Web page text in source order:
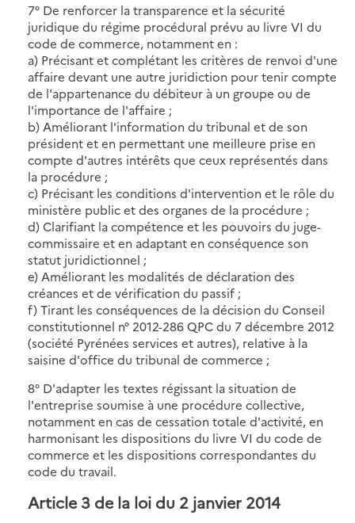
7° De renforcer la transparence et la sécurité
juridique du régime procédural prévu au livre VI du
code de commerce, notamment en :
a) Précisant et complétant les critères de renvoi d'une
affaire devant une autre juridiction pour tenir compte
de l'appartenance du débiteur à un groupe ou de
l'importance de l'affaire ;
b) Améliorant l'information du tribunal et de son
président et en permettant une meilleure prise en
compte d'autres intérêts que ceux représentés dans
la procédure ;
c) Précisant les conditions d'intervention et le rôle du
ministère public et des organes de la procédure ;
d) Clarifiant la compétence et les pouvoirs du juge-
commissaire et en adaptant en conséquence son
statut juridictionnel ;
e) Améliorant les modalités de déclaration des
créances et de vérification du passif ;
f) Tirant les conséquences de la décision du Conseil
constitutionnel n° 2012-286 QPC du 7 décembre 2012
(société Pyrénées services et autres), relative à la
saisine d'office du tribunal de commerce ;
8° D'adapter les textes régissant la situation de
l'entreprise soumise à une procédure collective,
notamment en cas de cessation totale d'activité, en
harmonisant les dispositions du livre VI du code de
commerce et les dispositions correspondantes du
code du travail.
Article 3 de la loi du 2 janvier 2014